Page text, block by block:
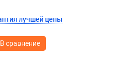
лучшей цены
В сравнение